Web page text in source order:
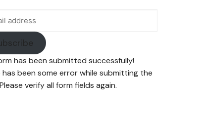
has been submitted successfully!
has been some error while submitting the
verify all form fields again.